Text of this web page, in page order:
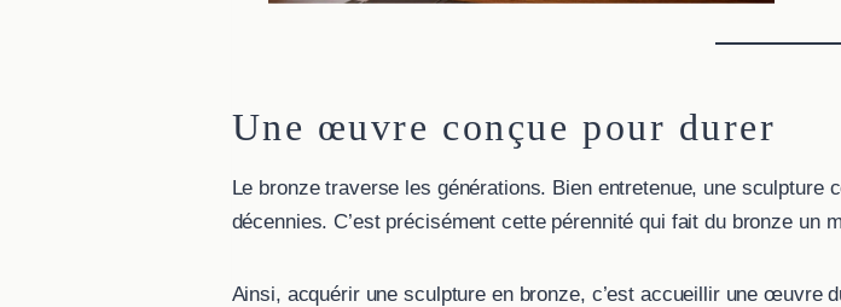
Une œuvre conçue pour durer
Le bronze traverse les générations. Bien entretenue, une
décennies. C’est précisément cette pérennité qui fait du bronze un
Ainsi, acquérir une sculpture en bronze, c’est accueillir une œuvre